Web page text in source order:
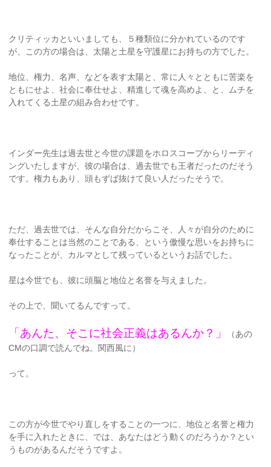
クリティッカといいましても、５種類位に分かれているのです
が、この方の場合は、太陽と土星を守護星にお持ちの方でした。
地位、権力、名声、などを表す太陽と、常に人々とともに苦楽を
ともにせよ、社会に奉仕せよ、精進して魂を高めよ、と、ムチを
入れてくる土星の組み合わせです。
インダー先生は過去世と今世の課題をホロスコープからリーディ
ングいたしますが、彼の場合は、過去世でも王者だったのだそう
です。権力もあり、頭もずば抜けて良い人だったそうで。
ただ、過去世では、そんな自分だからこそ、人々が自分のために
奉仕することは当然のことである、という傲慢な思いをお持ちに
なったことが、カルマとして残っているというお話でした。
星は今世でも、彼に頭脳と地位と名誉を与えました。
その上で、聞いてるんですって。
「あんた、そこに社会正義はあるんか？」
（あの
CMの口調で読んでね。関西風に）
って。
この方が今世でやり直しをすることの一つに、地位と名誉と権力
を手に入れたときに、では、あなたはどう動くのだろうか？とい
うものがあるんだそうですよ。